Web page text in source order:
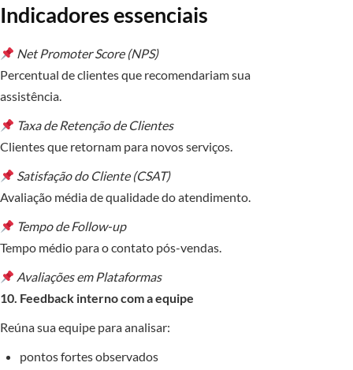
Indicadores essenciais
Net Promoter Score (NPS)
Percentual de clientes que recomendariam sua
assistência.
Taxa de Retenção de Clientes
Clientes que retornam para novos serviços.
Satisfação do Cliente (CSAT)
Avaliação média de qualidade do atendimento.
Tempo de Follow-up
Tempo médio para o contato pós-vendas.
Avaliações em Plataformas
10. Feedback interno com a equipe
Reúna sua equipe para analisar:
pontos fortes observados